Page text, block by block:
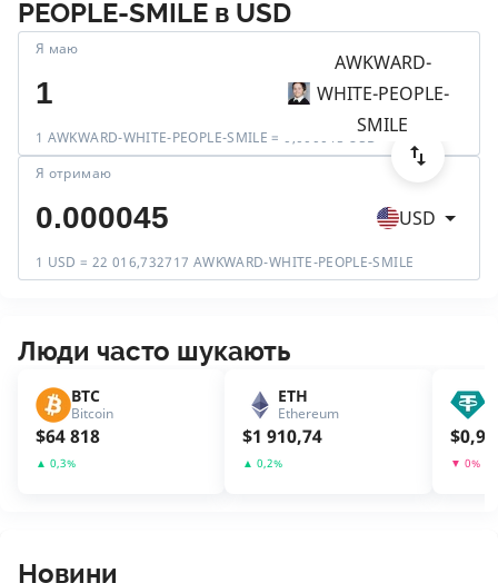
PEOPLE-SMILE в USD
Я маю
1 AWKWARD-WHITE-PEOPLE-SMILE = 0,000045 USD
AWKWARD-
WHITE-PEOPLE-
SMILE
Я отримаю
1 USD = 22 016,732717 AWKWARD-WHITE-PEOPLE-SMILE
USD
Люди часто шукають
BTC
Bitcoin
$64 818
▲ 0,3%
ETH
Ethereum
$1 910,74
▲ 0,2%
$
▼ 0%
Новини